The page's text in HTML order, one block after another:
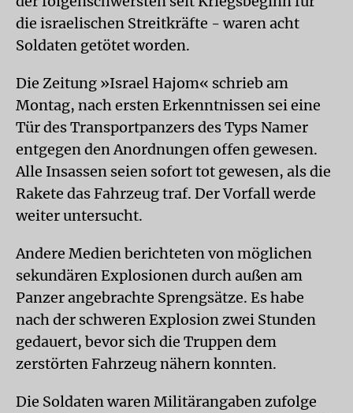
die israelischen Streitkräfte - waren acht
Soldaten getötet worden.
Die Zeitung »Israel Hajom« schrieb am
Montag, nach ersten Erkenntnissen sei eine
Tür des Transportpanzers des Typs Namer
entgegen den Anordnungen offen gewesen.
Alle Insassen seien sofort tot gewesen, als die
Rakete das Fahrzeug traf. Der Vorfall werde
weiter untersucht.
Andere Medien berichteten von möglichen
sekundären Explosionen durch außen am
Panzer angebrachte Sprengsätze. Es habe
nach der schweren Explosion zwei Stunden
gedauert, bevor sich die Truppen dem
zerstörten Fahrzeug nähern konnten.
Die Soldaten waren Militärangaben zufolge